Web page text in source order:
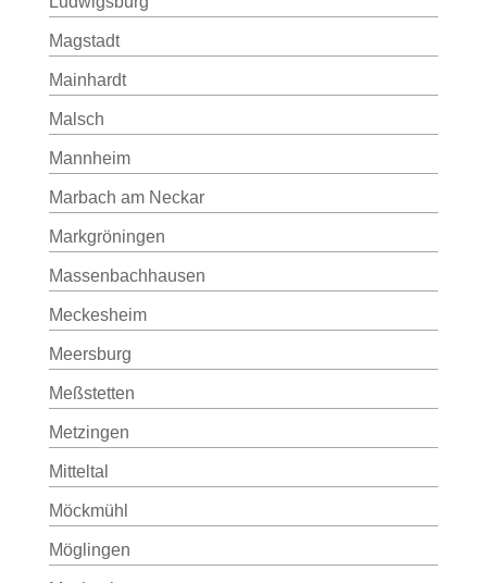
Magstadt
Mainhardt
Malsch
Mannheim
Marbach am Neckar
Markgröningen
Massenbachhausen
Meckesheim
Meersburg
Meßstetten
Metzingen
Mitteltal
Möckmühl
Möglingen